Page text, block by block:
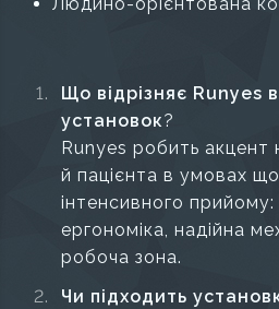
Людино-орієнтована
Що відрізняє Runyes
установок?
Runyes робить акцент
й пацієнта в умовах
інтенсивного прийому:
ергономіка, надійна
робоча зона.
Чи підходить